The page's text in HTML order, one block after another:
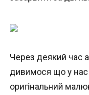
Через деякий час
дивимося що у
оригінальний